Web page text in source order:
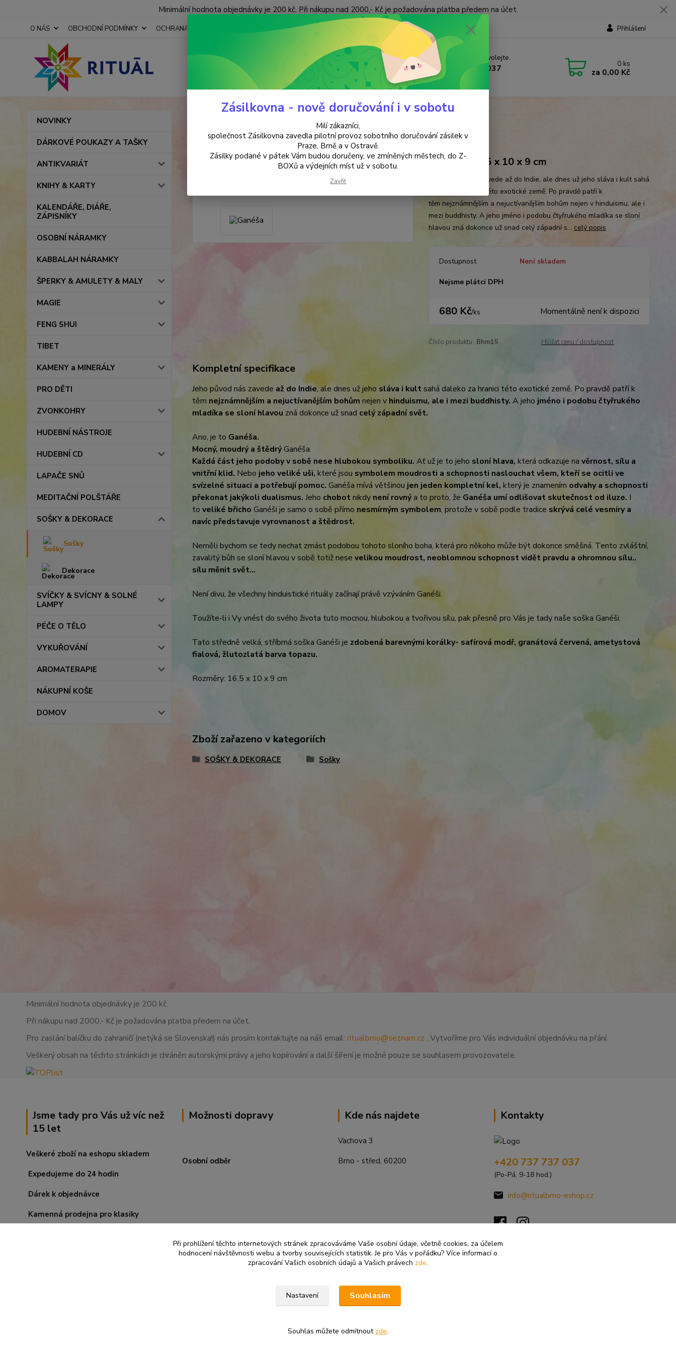
Minimální hodnota objednávky je 200 kč. Při nákupu nad 2000,- Kč je požadována platba předem na účet.
O NÁS OBCHODNÍ PODMÍNKY OCHRANA OSOBNÍCH ÚDAJŮ KONTAKTY Přihlášení
Hledat
Nevíte si rady? Zavolejte.
+420 737 737 037
(Po-Pá, 9-18 hod.)
0 ks
za 0,00 Kč
NOVINKY
DÁRKOVÉ POUKAZY A TAŠKY
ANTIKVARIÁT
KNIHY & KARTY
KALENDÁŘE, DIÁŘE,
ZÁPISNÍKY
OSOBNÍ NÁRAMKY
KABBALAH NÁRAMKY
ŠPERKY & AMULETY & MALY
MAGIE
FENG SHUI
TIBET
KAMENY a MINERÁLY
PRO DĚTI
ZVONKOHRY
HUDEBNÍ NÁSTROJE
HUDEBNÍ CD
LAPAČE SNŮ
MEDITAČNÍ POLŠTÁŘE
SOŠKY & DEKORACE
Sošky
Dekorace
SVÍČKY & SVÍCNY & SOLNÉ
LAMPY
PÉČE O TĚLO
VYKUŘOVÁNÍ
AROMATERAPIE
NÁKUPNÍ KOŠE
DOMOV
SOŠKY & DEKORACE Sošky Ganéša
Ganéša
stříbrný, 16.5 x 10 x 9 cm
Jeho původ nás zavede až do Indie, ale dnes už jeho sláva i kult sahá
daleko za hranici této exotické země. Po pravdě patří k
těm nejznámnějším a nejuctívanějším bohům nejen v hinduismu, ale i
mezi buddhisty. A jeho jméno i podobu čtyřrukého mladíka se sloní
hlavou zná dokonce už snad celý západní s... celý popis
Dostupnost Není skladem
Nejsme plátci DPH
680 Kč/ks Momentálně není k dispozici
Číslo produktu: Bhm15 Hlídat cenu / dostupnost
Kompletní specifikace
Jeho původ nás zavede až do Indie, ale dnes už jeho sláva i kult sahá daleko za hranici této exotické země. Po pravdě patří k
těm nejznámnějším a nejuctívanějším bohům nejen v hinduismu, ale i mezi buddhisty. A jeho jméno i podobu čtyřrukého
mladíka se sloní hlavou zná dokonce už snad celý západní svět.
Ano, je to Ganéša.
Mocný, moudrý a štědrýGanéša.
Každá část jeho podoby v sobě nese hlubokou symboliku. Ať už je to jeho sloní hlava, která odkazuje na věrnost, sílu a
vnitřní klid. Nebo jeho veliké uši, které jsou symbolem moudrosti a schopnosti naslouchat všem, kteří se ocitli ve
svízelné situaci a potřebují pomoc. Ganéša mívá většinou jen jeden kompletní kel, který je znamením odvahy a schopnosti
překonat jakýkoli dualismus. Jeho chobot nikdy není rovnýa to proto, že Ganéša umí odlišovat skutečnost od iluze. I
to veliké břicho Ganéši je samo o sobě přímo nesmírným symbolem, protože v sobě podle tradice skrývá celé vesmíry a
navíc představuje vyrovnanost a štědrost.
Neměli bychom se tedy nechat zmást podobou tohoto sloního boha, která pro někoho může být dokonce směšná. Tento zvláštní,
zavalitý bůh se sloní hlavou v sobě totiž nese velikou moudrost, neoblomnou schopnost vidět pravdu a ohromnou sílu..
sílu měnit svět...
Není divu, že všechny hinduistické rituály začínají právě vzýváním Ganéši.
Toužíte-li i Vy vnést do svého života tuto mocnou, hlubokou a tvořivou sílu, pak přesně pro Vás je tady naše soška Ganéši.
Tato středně velká, stříbrná soška Ganéši je zdobená barevnými korálky- safírová modř, granátová červená, ametystová
fialová, žlutozlatá barva topazu.
Rozměry: 16.5 x 10 x 9 cm
Zboží zařazeno v kategoriích
SOŠKY & DEKORACE Sošky
Minimální hodnota objednávky je 200 kč.
Při nákupu nad 2000,- Kč je požadována platba předem na účet.
Pro zaslání balíčku do zahraničí (netýká se Slovenska!) nás prosím kontaktujte na náš email: ritualbrno@seznam.cz . Vytvoříme pro Vás individuální objednávku na přání.
Veškerý obsah na těchto stránkách je chráněn autorskými právy a jeho kopírování a další šíření je možné pouze se souhlasem provozovatele.
Jsme tady pro Vás už víc než
15 let
Veškeré zboží na eshopu skladem
Expedujeme do 24 hodin
Dárek k objednávce
Kamenná prodejna pro klasiky
Možnosti dopravy
Osobní odběr
Kde nás najdete
Vachova 3
Brno - střed, 60200
Kontakty
+420 737 737 037
(Po-Pá, 9-18 hod.)
info@ritualbrno-eshop.cz
Zásilkovna - nově doručování i v sobotu
Milí zákazníci,
společnost Zásilkovna zavedla pilotní provoz sobotního doručování zásilek v
Praze, Brně a v Ostravě.
Zásilky podané v pátek Vám budou doručeny, ve zmíněných městech, do Z-
BOXů a výdejních míst už v sobotu.
Zavřít
Při prohlížení těchto internetových stránek zpracováváme Vaše osobní údaje, včetně cookies, za účelem
hodnocení návštěvnosti webu a tvorby souvisejících statistik. Je pro Vás v pořádku? Více informací o
zpracování Vašich osobních údajů a Vašich právech zde.
Nastavení Souhlasím
Souhlas můžete odmítnout zde.